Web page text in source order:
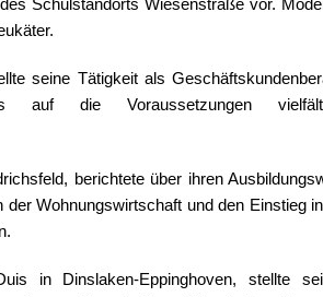
Schulstandorts Wiesenstraße vor.
seine Tätigkeit als
die Voraussetzungen
berichtete über ihren
Wohnungswirtschaft und den Einstieg
in Dinslaken-Eppinghoven, stellte